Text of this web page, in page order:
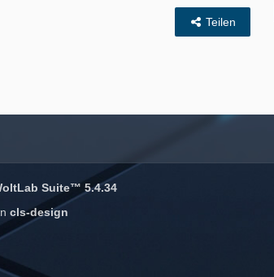
Teilen
Suite™ 5.4.34
cls-design